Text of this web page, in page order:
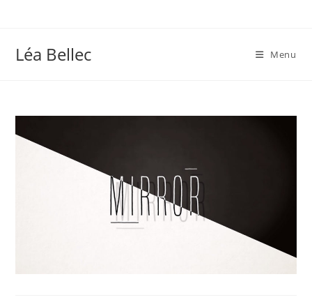
Léa Bellec Menu